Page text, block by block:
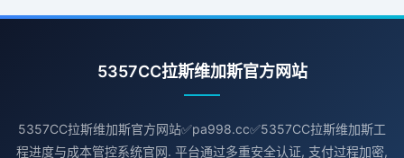
5357CC拉斯维加斯官方网站
5357CC拉斯维加斯官方网站✅pa998.cc✅5357CC拉斯维加斯工
程进度与成本管控系统官网. 平台通过多重安全认证, 支付过程加密,